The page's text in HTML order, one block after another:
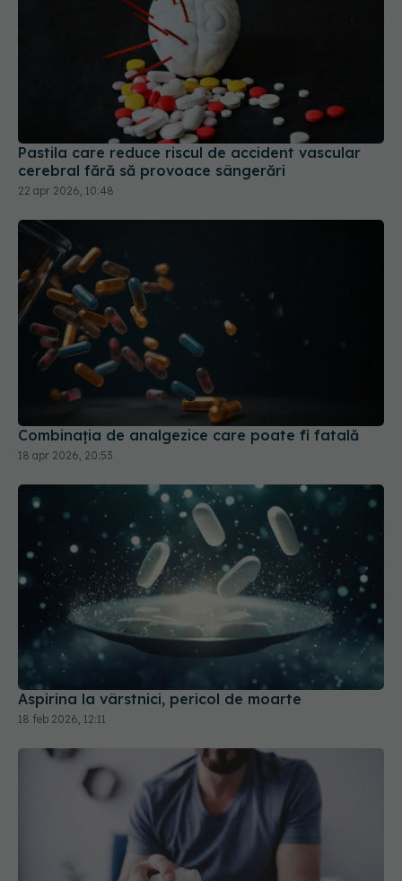
Pastila care reduce riscul de accident vascular
cerebral fără să provoace sângerări
22 apr 2026, 10:48
Combinația de analgezice care poate fi fatală
18 apr 2026, 20:53
Aspirina la vârstnici, pericol de moarte
18 feb 2026, 12:11